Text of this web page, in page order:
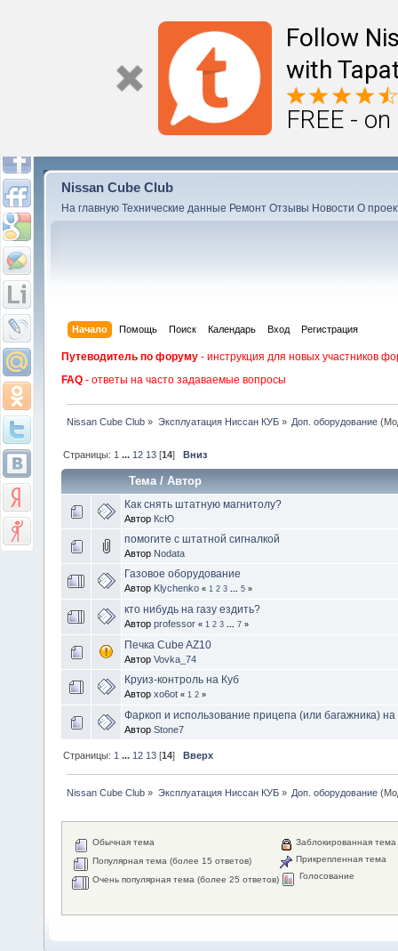
Follow
with
FREE -
Nissan Cube Club
На главную Технические данные Ремонт Отзывы Новости О
Начало Помощь Поиск Календарь Вход Регистрация
Путеводитель по форуму - инструкция для новых участников
FAQ - ответы на часто задаваемые вопросы
Nissan Cube Club » Эксплуатация Ниссан КУБ» Доп. оборудование
Страницы: 1 ... 12 13 [14]Вниз
Тема/Автор
Как снять штатную магнитолу?
Автор КсЮ
помогите с штатной сигналкой
Автор Nodata
Газовое оборудование
Автор Klychenko « 1 2 3 5 »
кто нибудь на газу ездить?
Автор professor « 1 2 3 7 »
Печка Cube AZ10
Автор Vovka_74
Круиз-контроль на Куб
Автор xo6ot « 1 2 »
Фаркоп и использование прицепа (или багажника)
Автор Stone7
Страницы: 1 ... 12 13 [14]Вверх
Nissan Cube Club » Эксплуатация Ниссан КУБ» Доп. оборудование
Обычная тема
Популярная тема (более 15 ответов)
Очень популярная тема (более 25 ответов)
Заблокированная тема
Прикрепленная тема
Голосование